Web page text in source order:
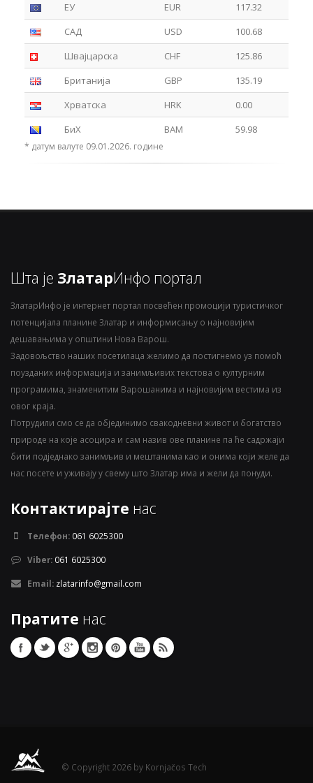
ЕУ
EUR
117.32
САД
USD
100.68
Швајцарска
CHF
125.86
Британија
GBP
135.19
Хрватска
HRK
0.00
БиХ
BAM 59.98
* датум валуте 09.01.2026. године
Шта је ЗлатарИнфо портал
ЗлатарИнфо је интернет портал посвећен промоцији туристичког
потенцијала планине Златар и информисању о најновијим
дешавањима у општини Нова Варош.
Задовољство наших посетилаца желимо да постигнемо уз помоћ
поузданих информација и занимљивих текстова о културним
програмима, знаменитим Варошанима и најновијим вестима из
овог краја.
Потрудили смо се да објединимо свакодневни живот и богатство
природе на које асоцира и сам назив ове планине па ће садржаји
бити подједнако занимљив и мештанима као и онима који желе да
нас посете и уживају у свему што Златар има и жели да понуди.
Контактирајте нас
Телефон: 061 6025300
Viber: 061 6025300
Email: zlatarinfo@gmail.com
Пратите нас
© Copyright 2026 by Kornjačos Tech